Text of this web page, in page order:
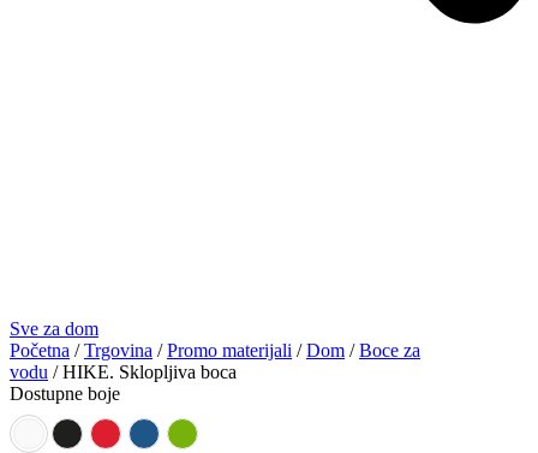
Sve za dom
Početna /Trgovina /Promo materijali /Dom /Boce za
vodu / HIKE. Sklopljiva boca
Dostupne boje